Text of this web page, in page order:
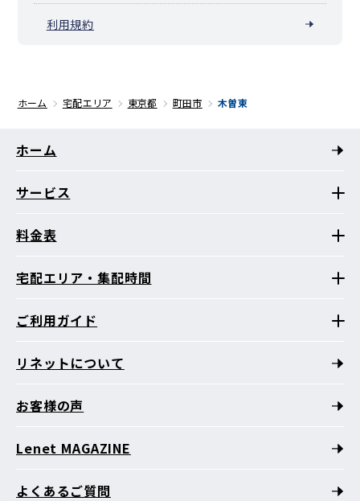
利用規約
ホーム 宅配エリア 東京都 町田市 木曽東
ホーム
サービス
料金表
宅配エリア・集配時間
ご利用ガイド
リネットについて
お客様の声
Lenet MAGAZINE
よくあるご質問